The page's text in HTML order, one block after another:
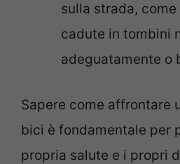
sulla strada, come
cadute in tombini
adeguatamente o
Sapere come affrontare
bici è fondamentale per
propria salute e i propri